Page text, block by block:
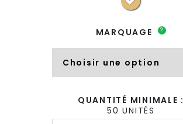
MARQUAGE ?
QUANTITÉ MINIMALE :
50 UNITÉS
quantité